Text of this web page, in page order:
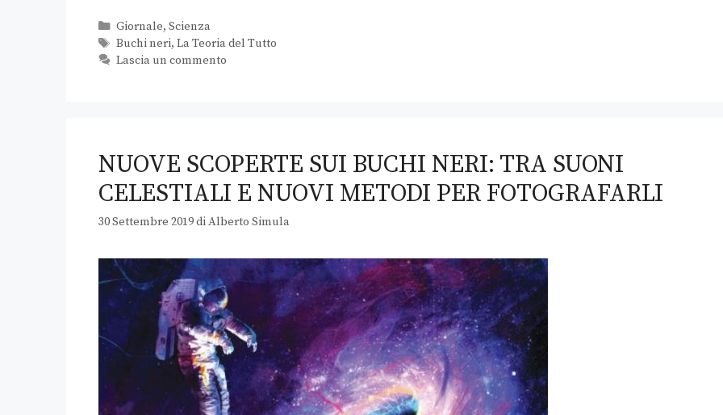
Giornale, Scienza
Buchi neri, La Teoria del Tutto
Lascia un commento
NUOVE SCOPERTE SUI BUCHI NERI: TRA SUONI
CELESTIALI E NUOVI METODI PER FOTOGRAFARLI
30 Settembre 2019diAlberto Simula